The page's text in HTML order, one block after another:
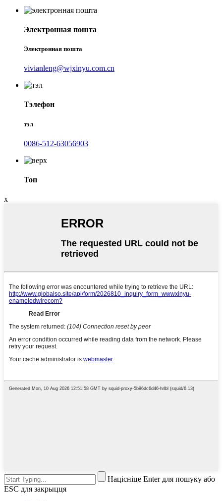
Электронная пошта
Электронная пошта
vivianleng@wjxinyu.com.cn
Тэлефон
тэл
0086-512-63056903
Топ
x
Націсніце Enter для пошуку або
ESC для закрыцця